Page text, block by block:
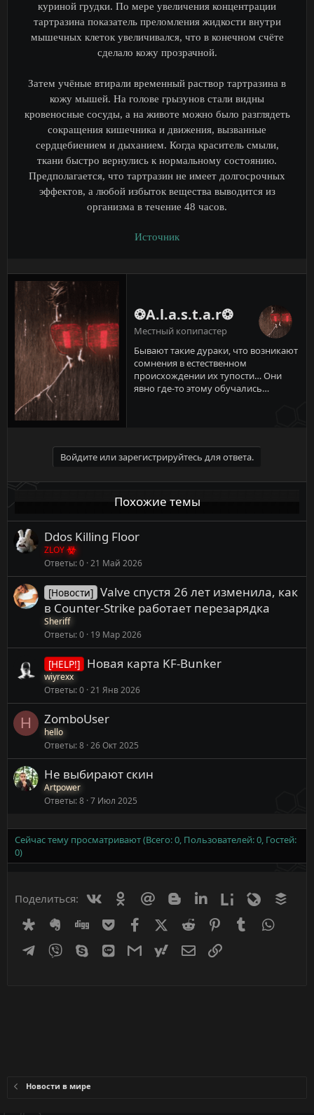
куриной грудки. По мере увеличения концентрации
тартразина показатель преломления жидкости внутри
мышечных клеток увеличивался, что в конечном счёте
сделало кожу прозрачной.
Затем учёные втирали временный раствор тартразина в
кожу мышей. На голове грызунов стали видны
кровеносные сосуды, а на животе можно было разглядеть
сокращения кишечника и движения, вызванные
сердцебиением и дыханием. Когда краситель смыли,
ткани быстро вернулись к нормальному состоянию.
Предполагается, что тартразин не имеет долгосрочных
эффектов, а любой избыток вещества выводится из
организма в течение 48 часов.
Источник
❂A.l.a.s.t.a.r❂
Местный копипастер
Бывают такие дураки, что возникают
сомнения в естественном
происхождении их тупости… Они
явно где-то этому обучались…
Войдите или зарегистрируйтесь для ответа.
Похожие темы
Ddos Killing Floor
ZLOY
Ответы 0 21 Май 2026
[Новости] Valve спустя 26 лет изменила, как
в Counter-Strike работает перезарядка
Sheriff
Ответы 0 19 Мар 2026
[HELP!] Новая карта KF-Bunker
wiyrexx
Ответы 0 21 Янв 2026
H ZomboUser
hello
Ответы 8 26 Окт 2025
Не выбирают скин
Artpower
Ответы 8 7 Июл 2025
Сейчас тему просматривают (Всего: 0, Пользователей: 0, Гостей:
0)
Поделиться: ВконтактеОдноклассники
Mail.ru BloggerLinkedinLiveinternet
Livejournal
DiasporaEvernoteDigg GetpocketFacebookX (Twitter)
Reddit PinterestTumblr
Telegram
Viber Skype Line GmailyahoomailЭлектронная почта
Новости в мире